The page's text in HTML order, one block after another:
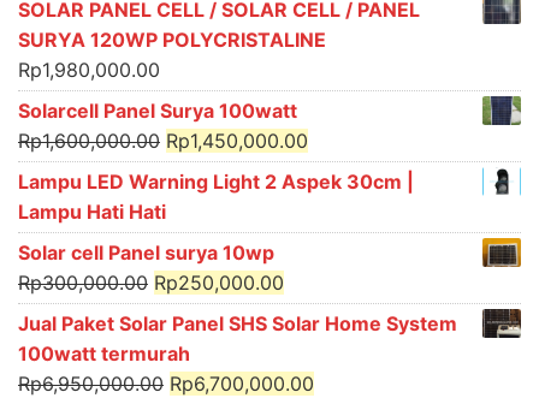
SOLAR PANEL CELL / SOLAR CELL / PANEL
SURYA 120WP POLYCRISTALINE
Rp1,980,000.00
Solarcell Panel Surya 100watt
Rp1,600,000.00 Original
price
was:
Rp1,600,000.00.
Rp1,450,000.00
price
is:
Rp1,450,000.00.
Lampu LED Warning Light 2 Aspek 30cm |
Lampu Hati Hati
Solar cell Panel surya 10wp
Rp300,000.00 Original
price
was:
Rp300,000.00.
Rp250,000.00
price
Rp250,000.00.
Jual Paket Solar Panel SHS Solar Home System
100watt termurah
Rp6,950,000.00 Original
Rp6,700,000.00